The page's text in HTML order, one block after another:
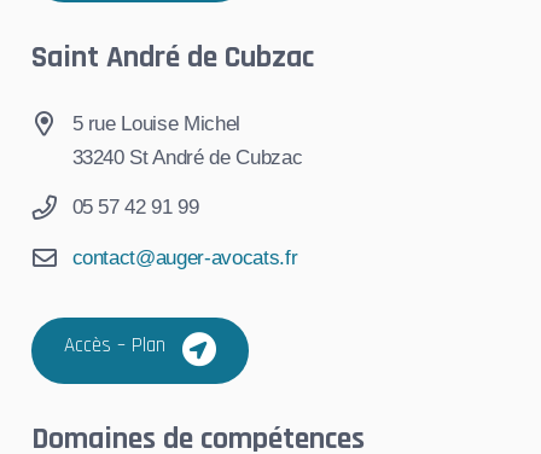
Saint André de Cubzac
5 rue Louise Michel
33240 St André de Cubzac
05 57 42 91 99
contact@auger-avocats.fr
Accès – Plan
Domaines de compétences